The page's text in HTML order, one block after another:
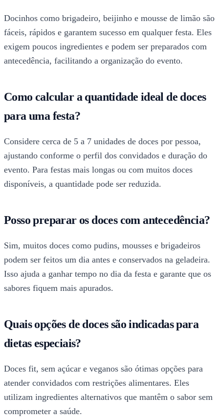
Docinhos como brigadeiro, beijinho e mousse de limão são
fáceis, rápidos e garantem sucesso em qualquer festa. Eles
exigem poucos ingredientes e podem ser preparados com
antecedência, facilitando a organização do evento.
Como calcular a quantidade ideal de doces
para uma festa?
Considere cerca de 5 a 7 unidades de doces por pessoa,
ajustando conforme o perfil dos convidados e duração do
evento. Para festas mais longas ou com muitos doces
disponíveis, a quantidade pode ser reduzida.
Posso preparar os doces com antecedência?
Sim, muitos doces como pudins, mousses e brigadeiros
podem ser feitos um dia antes e conservados na geladeira.
Isso ajuda a ganhar tempo no dia da festa e garante que os
sabores fiquem mais apurados.
Quais opções de doces são indicadas para
dietas especiais?
Doces fit, sem açúcar e veganos são ótimas opções para
atender convidados com restrições alimentares. Eles
utilizam ingredientes alternativos que mantêm o sabor sem
comprometer a saúde.